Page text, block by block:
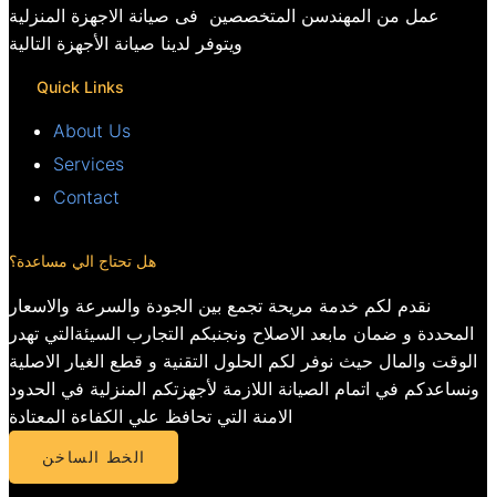
عمل من المهندسن المتخصصين فى صيانة الاجهزة المنزلية
ويتوفر لدينا صيانة الأجهزة التالية
Quick Links
About Us
Services
Contact
هل تحتاج الي مساعدة؟
نقدم لكم خدمة مريحة تجمع بين الجودة والسرعة والاسعار
المحددة و ضمان مابعد الاصلاح ونجنبكم التجارب السيئةالتي تهدر
الوقت والمال حيث نوفر لكم الحلول التقنية و قطع الغيار الاصلية
ونساعدكم في اتمام الصيانة اللازمة لأجهزتكم المنزلية في الحدود
الامنة التي تحافظ علي الكفاءة المعتادة
الخط الساخن